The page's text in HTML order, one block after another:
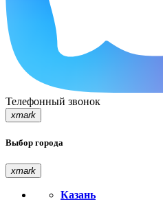
Телефонный звонок
xmark
Выбор города
xmark
Казань